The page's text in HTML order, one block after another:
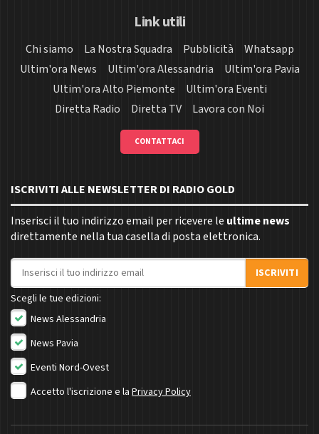
Link utili
Chi siamo La Nostra Squadra Pubblicità
Whatsapp
Ultim'ora News
Ultim'ora Alessandria
Ultim'ora Pavia
Ultim'ora Alto Piemonte
Ultim'ora Eventi
Diretta Radio
Diretta TV Lavora con Noi
CONTATTACI
ISCRIVITI ALLE NEWSLETTER DI RADIO GOLD
Inserisci il tuo indirizzo email per ricevere le ultime news
direttamente nella tua casella di posta elettronica.
Indirizzo email
ISCRIVITI
Scegli le tue edizioni:
News Alessandria
News Pavia
Eventi Nord-Ovest
Accetto l'iscrizione e la Privacy Policy